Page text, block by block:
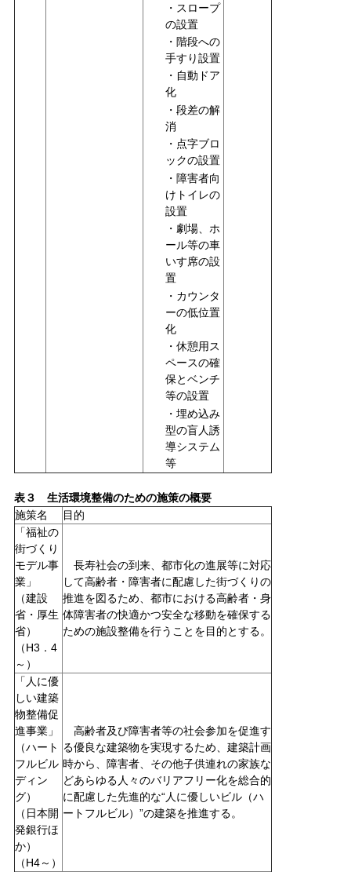
・スロープ
の設置
・階段への
手すり設置
・自動ドア
化
・段差の解
消
・点字ブロ
ックの設置
・障害者向
けトイレの
設置
・劇場、ホ
ール等の車
いす席の設
置
・カウンタ
ーの低位置
化
・休憩用ス
ペースの確
保とベンチ
等の設置
・埋め込み
型の盲人誘
導システム
等
表３ 生活環境整備のための施策の概要
施策名
目的
「福祉の
街づくり
モデル事
業」
（建設
省・厚生
省）
（H3．4
～）
長寿社会の到来、都市化の進展等に対応
して高齢者・障害者に配慮した街づくりの
推進を図るため、都市における高齢者・身
体障害者の快適かつ安全な移動を確保する
ための施設整備を行うことを目的とする。
「人に優
しい建築
物整備促
進事業」
（ハート
フルビル
ディン
グ）
（日本開
発銀行ほ
か）
（H4～）
高齢者及び障害者等の社会参加を促進す
る優良な建築物を実現するため、建築計画
時から、障害者、その他子供連れの家族な
どあらゆる人々のバリアフリー化を総合的
に配慮した先進的な“人に優しいビル（ハ
ートフルビル）”の建築を推進する。